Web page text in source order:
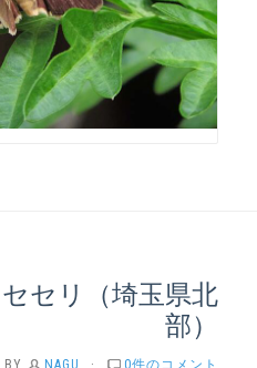
セリ（埼玉県北
部）
BY NAGU · 0件のコメント